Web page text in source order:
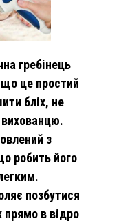
гребінець
що це простий
бліх, не
з
робить його
позбутися
прямо в відро